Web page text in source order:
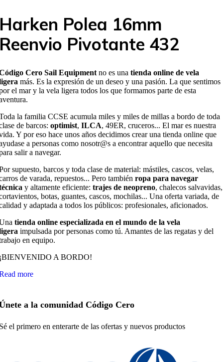
Polea 16mm
Pivotante 432
Cero Sail Equipment no es una tienda online de vela
más. Es la expresión de un deseo y una pasión. La que sentimos
el mar y la vela ligera todos los que formamos parte de esta
la familia CCSE acumula miles y miles de millas a bordo de toda
de barcos: optimist, ILCA, 49ER, cruceros... El mar es nuestra
Y por eso hace unos años decidimos crear una tienda online que
a personas como nosotr@s a encontrar aquello que necesita
salir a navegar.
supuesto, barcos y toda clase de material: mástiles, cascos, velas,
de varada, repuestos... Pero también ropa para navegar
y altamente eficiente: trajes de neopreno, chalecos salvavidas,
botas, guantes, cascos, mochilas... Una oferta variada, de
y adaptada a todos los públicos: profesionales, aficionados.
tienda online especializada en el mundo de la vela
impulsada por personas como tú. Amantes de las regatas y del
en equipo.
A BORDO!
more
a la comunidad Código Cero
el primero en enterarte de las ofertas y nuevos productos